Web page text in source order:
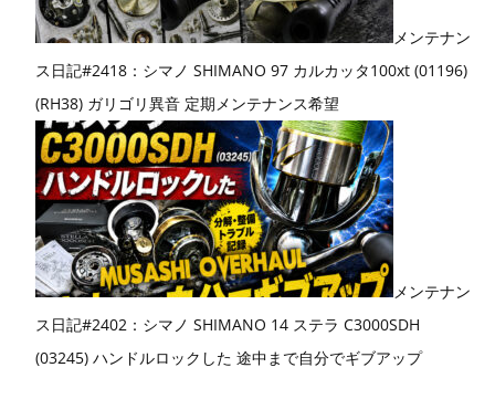
メンテナン
ス日記#2418：シマノ SHIMANO 97 カルカッタ100xt (01196)
(RH38) ガリゴリ異音 定期メンテナンス希望
メンテナン
ス日記#2402：シマノ SHIMANO 14 ステラ C3000SDH
(03245) ハンドルロックした 途中まで自分でギブアップ